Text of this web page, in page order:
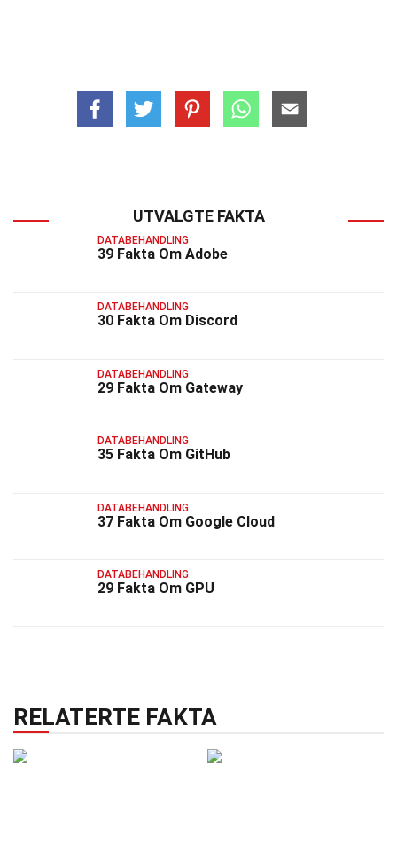
UTVALGTE FAKTA
DATABEHANDLING
39 Fakta Om Adobe
DATABEHANDLING
30 Fakta Om Discord
DATABEHANDLING
29 Fakta Om Gateway
DATABEHANDLING
35 Fakta Om GitHub
DATABEHANDLING
37 Fakta Om Google Cloud
DATABEHANDLING
29 Fakta Om GPU
RELATERTE FAKTA